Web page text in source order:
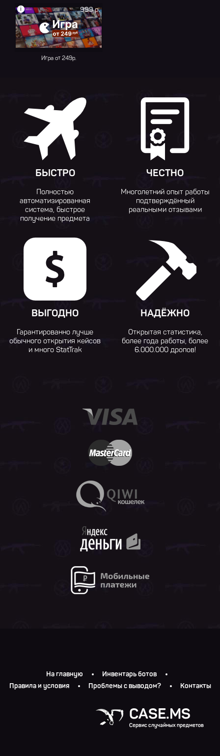
999 р.
i
Игра от 249р.
БЫСТРО
Полностью
автоматизированная
система, быстрое
получение предмета
ЧЕСТНО
Многолетний опыт работы
подтверждённый
реальными отзывами
ВЫГОДНО
Гарантированно лучше
обычного открытия кейсов
и много StatTrak
НАДЁЖНО
Открытая статистика,
более года работы, более
6.000.000 дропов!
На главную
Инвентарь ботов
Правила и условия
Проблемы с выводом? Контакты
CASE.MS
Сервис случайных предметов